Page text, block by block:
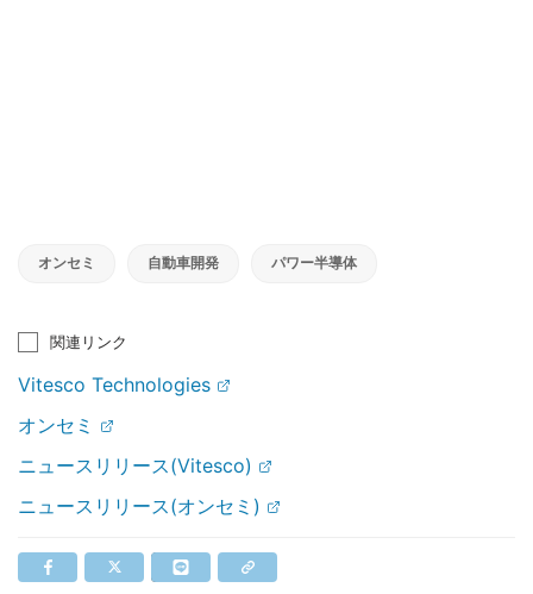
オンセミ 自動車開発 パワー半導体
関連リンク
Vitesco Technologies
オンセミ
ニュースリリース(Vitesco)
ニュースリリース(オンセミ)